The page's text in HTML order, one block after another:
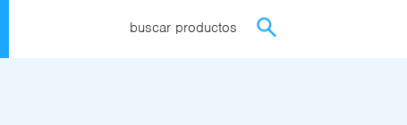
buscar productos